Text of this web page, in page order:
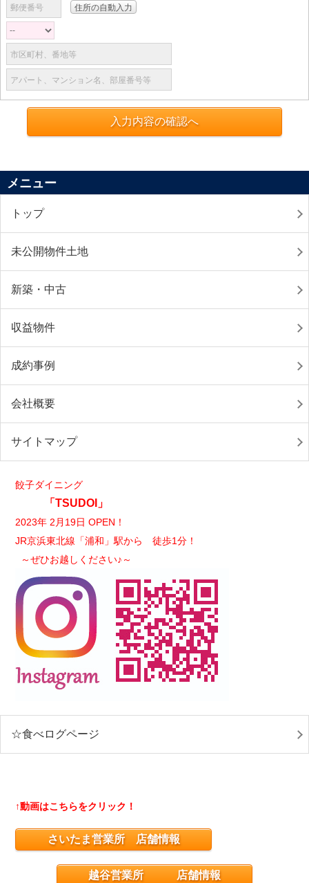
郵便番号
市区町村、番地等
アパート、マンション名、部屋番号等
入力内容の確認へ
メニュー
トップ
未公開物件土地
新築・中古
収益物件
成約事例
会社概要
サイトマップ
餃子ダイニング
「TSUDOI」
2023年 2月19日 OPEN！
JR京浜東北線「浦和」駅から 徒歩1分！
～ぜひお越しください♪～
☆食べログページ
↑動画はこちらをクリック！
さいたま営業所 店舗情報
越谷営業所 店舗情報